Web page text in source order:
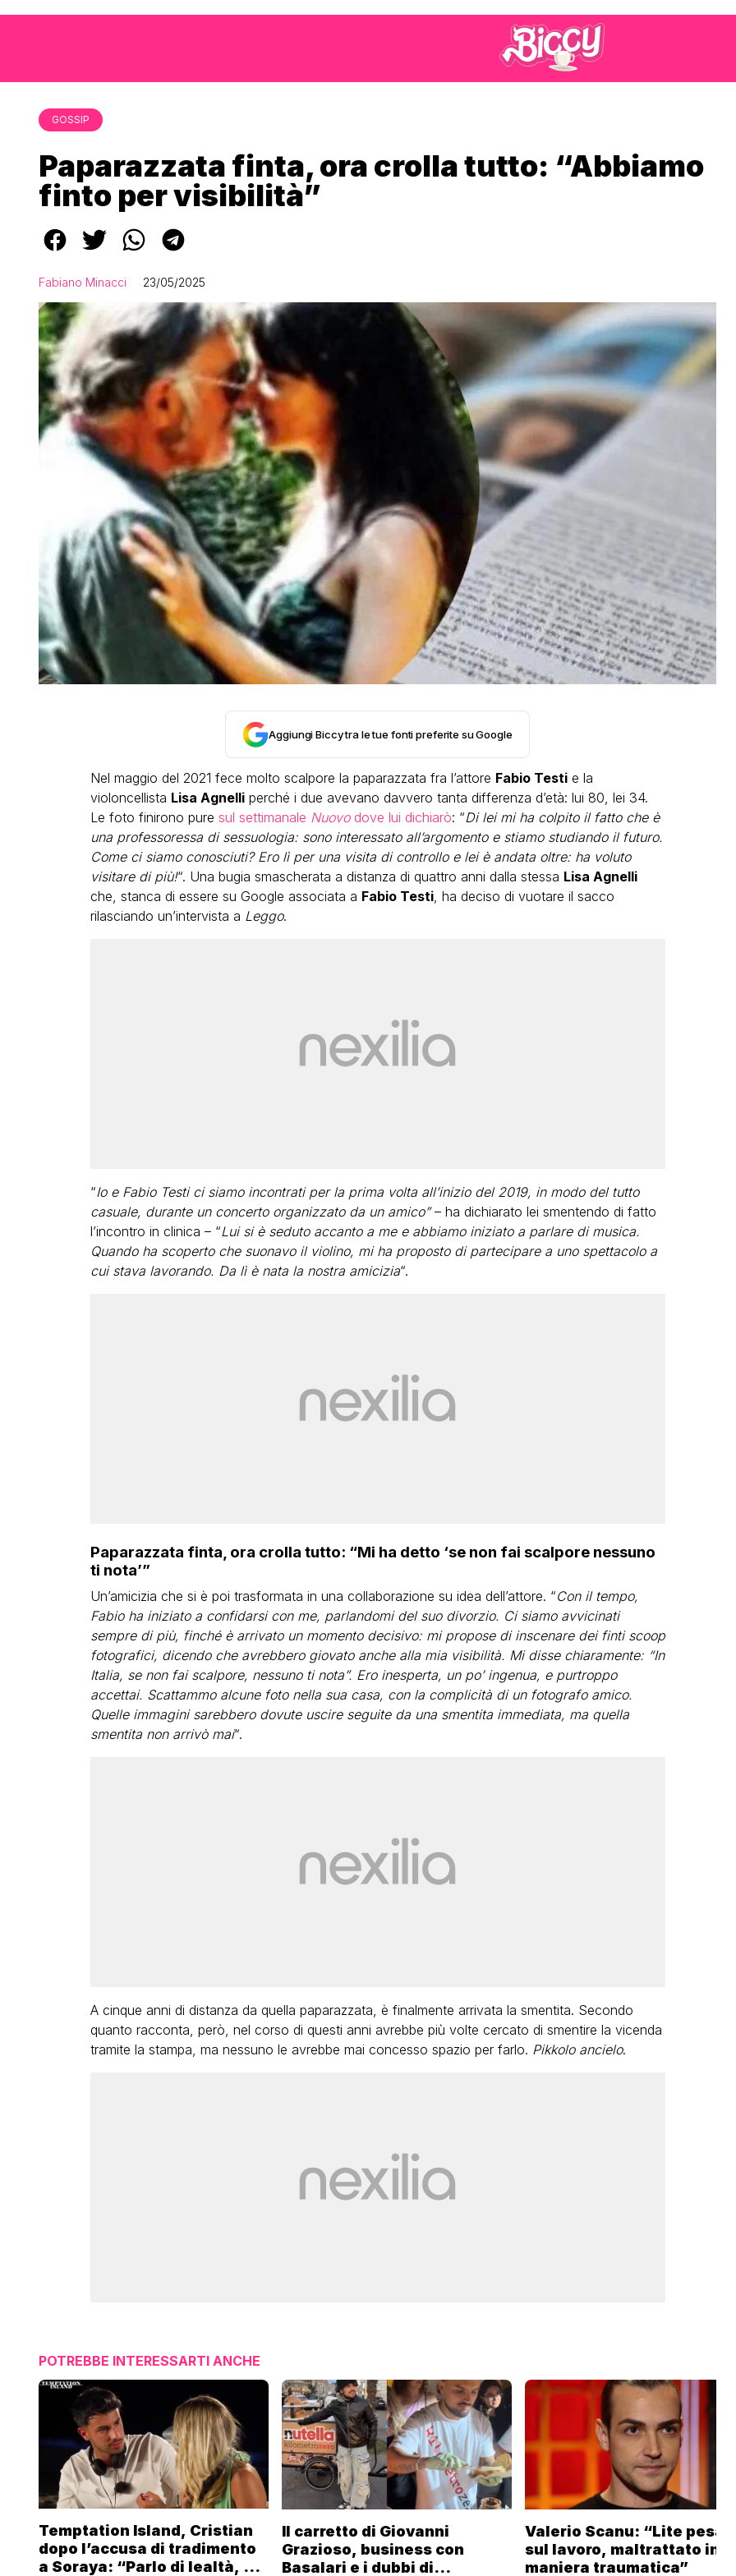
GOSSIP
Paparazzata finta, ora crolla tutto: “Abbiamo
finto per visibilità”
Fabiano Minacci 23/05/2025
Aggiungi Biccy tra le tue fonti preferite su Google
Nel maggio del 2021 fece molto scalpore la paparazzata fra l’attore Fabio Testie la
violoncellista Lisa Agnelliperché i due avevano davvero tanta differenza d’età: lui 80, lei 34.
Le foto finirono pure sul settimanale Nuovodove lui dichiarò: “Di lei mi ha colpito il fatto che è
una professoressa di sessuologia: sono interessato all’argomento e stiamo studiando il futuro.
Come ci siamo conosciuti? Ero lì per una visita di controllo e lei è andata oltre: ha voluto
visitare di più!“. Una bugia smascherata a distanza di quattro anni dalla stessa Lisa Agnelli
che, stanca di essere su Google associata a Fabio Testi, ha deciso di vuotare il sacco
rilasciando un’intervista a Leggo.
“Io e Fabio Testi ci siamo incontrati per la prima volta all’inizio del 2019, in modo del tutto
casuale, durante un concerto organizzato da un amico”– ha dichiarato lei smentendo di fatto
l’incontro in clinica – “Lui si è seduto accanto a me e abbiamo iniziato a parlare di musica.
Quando ha scoperto che suonavo il violino, mi ha proposto di partecipare a uno spettacolo a
cui stava lavorando. Da lì è nata la nostra amicizia“.
Paparazzata finta, ora crolla tutto: “Mi ha detto ‘se non fai scalpore nessuno
ti nota’”
Un’amicizia che si è poi trasformata in una collaborazione su idea dell’attore. “Con il tempo,
Fabio ha iniziato a confidarsi con me, parlandomi del suo divorzio. Ci siamo avvicinati
sempre di più, finché è arrivato un momento decisivo: mi propose di inscenare dei finti scoop
fotografici, dicendo che avrebbero giovato anche alla mia visibilità. Mi disse chiaramente: “In
Italia, se non fai scalpore, nessuno ti nota”. Ero inesperta, un po’ ingenua, e purtroppo
accettai. Scattammo alcune foto nella sua casa, con la complicità di un fotografo amico.
Quelle immagini sarebbero dovute uscire seguite da una smentita immediata, ma quella
smentita non arrivò mai“.
A cinque anni di distanza da quella paparazzata, è finalmente arrivata la smentita. Secondo
quanto racconta, però, nel corso di questi anni avrebbe più volte cercato di smentire la vicenda
tramite la stampa, ma nessuno le avrebbe mai concesso spazio per farlo. Pikkolo ancielo.
POTREBBE INTERESSARTI ANCHE
Temptation Island, Cristian
dopo l’accusa di tradimento
a Soraya: “Parlo di lealtà, ma
Il carretto di Giovanni
Grazioso, business con
Basalari e i dubbi di
Valerio Scanu: “Lite
sul lavoro, maltrattato in
maniera traumatica”
LGBT